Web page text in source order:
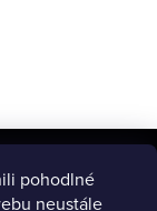
pohodlné
neustále